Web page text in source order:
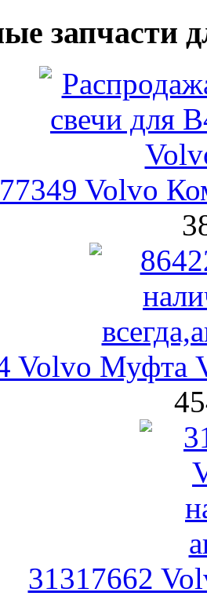
запчасти
Volvo
Volvo Муфта
31317662